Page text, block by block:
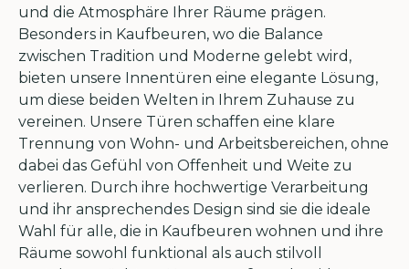
und die Atmosphäre Ihrer Räume prägen.
Besonders in Kaufbeuren, wo die Balance
zwischen Tradition und Moderne gelebt wird,
bieten unsere Innentüren eine elegante Lösung,
um diese beiden Welten in Ihrem Zuhause zu
vereinen. Unsere Türen schaffen eine klare
Trennung von Wohn- und Arbeitsbereichen, ohne
dabei das Gefühl von Offenheit und Weite zu
verlieren. Durch ihre hochwertige Verarbeitung
und ihr ansprechendes Design sind sie die ideale
Wahl für alle, die in Kaufbeuren wohnen und ihre
Räume sowohl funktional als auch stilvoll